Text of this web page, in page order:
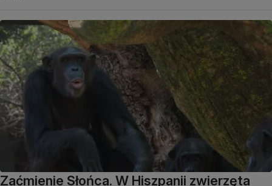
Zaćmienie Słońca. W Hiszpanii zwierzęta